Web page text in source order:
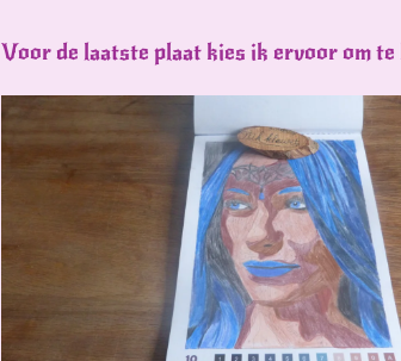
Voor de laatste plaat kies ik ervoor om